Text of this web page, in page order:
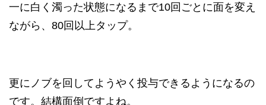
一に白く濁った状態になるまで10回ごとに面を変え
ながら、80回以上タップ。
更にノブを回してようやく投与できるようになるの
です。結構面倒ですよね。